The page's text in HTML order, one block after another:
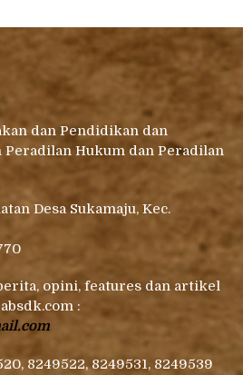
dan Pendidikan dan
Peradilan Hukum dan Peradilan
Desa Sukamaju, Kec.
opini, features dan artikel
:
8249522, 8249531, 8249539